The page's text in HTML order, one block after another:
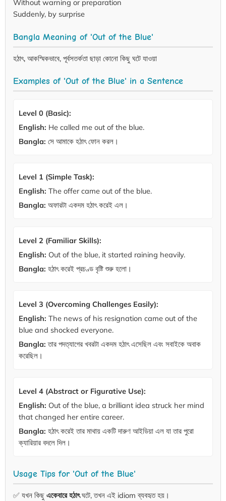
Without warning or preparation
Suddenly, by surprise
Bangla Meaning of 'Out of the Blue'
হঠাৎ, আকস্মিকভাবে, পূর্বসতর্কতা ছাড়া কোনো কিছু ঘটে যাওয়া
Examples of 'Out of the Blue' in a Sentence
Level 0 (Basic):
English: He called me out of the blue.
Bangla: সে আমাকে হঠাৎ ফোন করল।
Level 1 (Simple Task):
English: The offer came out of the blue.
Bangla: অফারটা একদম হঠাৎ করেই এল।
Level 2 (Familiar Skills):
English: Out of the blue, it started raining heavily.
Bangla: হঠাৎ করেই প্রচণ্ড বৃষ্টি শুরু হলো।
Level 3 (Overcoming Challenges Easily):
English: The news of his resignation came out of the
blue and shocked everyone.
Bangla: তার পদত্যাগের খবরটা একদম হঠাৎ এসেছিল এবং সবাইকে অবাক
করেছিল।
Level 4 (Abstract or Figurative Use):
English: Out of the blue, a brilliant idea struck her mind
that changed her entire career.
Bangla: হঠাৎ করেই তার মাথায় একটি দারুণ আইডিয়া এল যা তার পুরো
ক্যারিয়ার বদলে দিল।
Usage Tips for 'Out of the Blue'
✅ যখন কিছু একেবারে হঠাৎঘটে, তখন এই idiom ব্যবহৃত হয়।